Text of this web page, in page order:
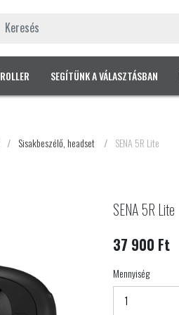
ROLLER SEGÍTÜNK A VÁLASZTÁSBAN
/ Sisakbeszélő, headset / SENA 5R Lite
SENA 5R Lite
37 900 Ft
Mennyiség